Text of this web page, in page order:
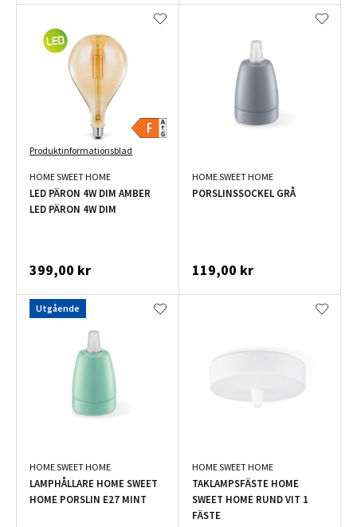
Produktinformationsblad
HOME SWEET HOME
LED PÄRON 4W DIM AMBER
LED PÄRON 4W DIM
399,00 kr
HOME SWEET HOME
PORSLINSSOCKEL GRÅ
119,00 kr
Utgående
HOME SWEET HOME
LAMPHÅLLARE HOME SWEET
HOME PORSLIN E27 MINT
HOME SWEET HOME
TAKLAMPSFÄSTE HOME
SWEET HOME RUND VIT 1
FÄSTE